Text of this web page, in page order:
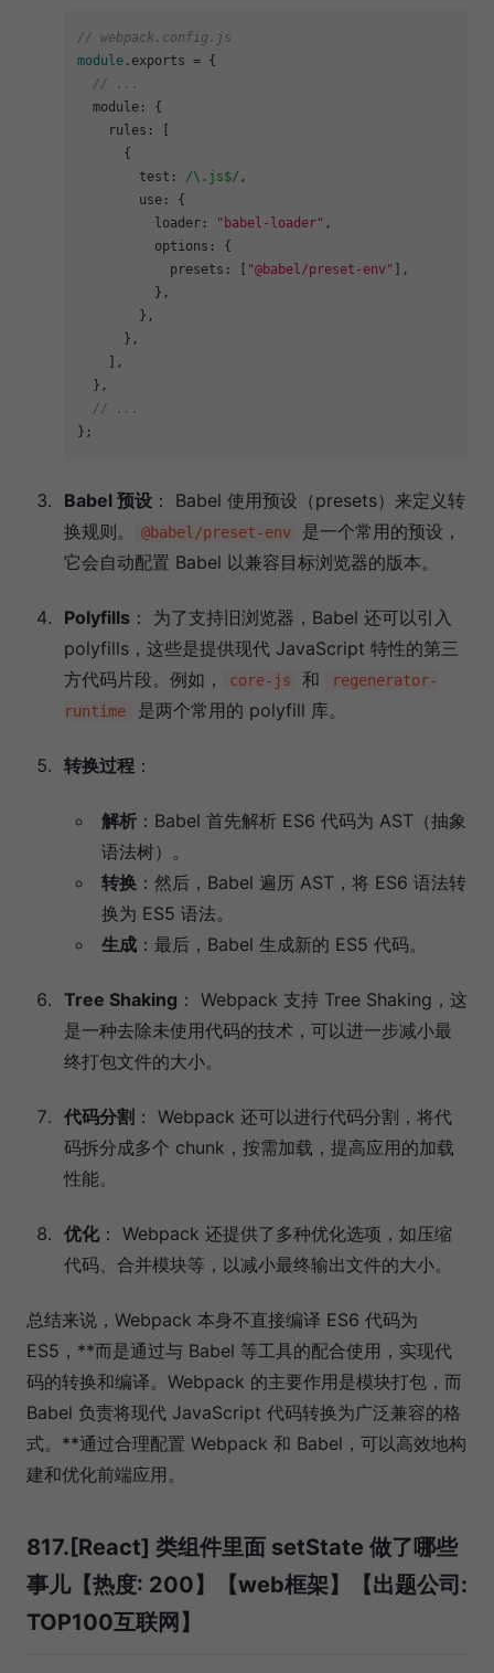
// webpack.config.js
module . exports = {
// ...
module : {
rules : [
      {
test : /\.js$/ ,
use : {
loader : "babel-loader" ,
options : {
presets : [ "@babel/preset-env" ],
          },
        },
      },
    ],
  },
// ...
Babel 预设 ： Babel 使用预设（presets）来定义转
换规则。
@babel/preset-env
是一个常用的预设，
它会自动配置 Babel 以兼容目标浏览器的版本。
Polyfills ： 为了支持旧浏览器，Babel 还可以引入
polyfills，这些是提供现代 JavaScript 特性的第三
方代码片段。例如，
core-js 和
regenerator-
runtime
是两个常用的 polyfill 库。
转换过程 ：
解析 ：Babel 首先解析 ES6 代码为 AST（抽象
语法树）。
转换 ：然后，Babel 遍历 AST，将 ES6 语法转
换为 ES5 语法。
生成 ：最后，Babel 生成新的 ES5 代码。
Tree Shaking ： Webpack 支持 Tree Shaking，这
是一种去除未使用代码的技术，可以进一步减小最
终打包文件的大小。
代码分割 ： Webpack 还可以进行代码分割，将代
码拆分成多个 chunk，按需加载，提高应用的加载
性能。
优化： Webpack 还提供了多种优化选项，如压缩
代码、合并模块等，以减小最终输出文件的大小。
总结来说，Webpack 本身不直接编译 ES6 代码为
ES5，**而是通过与 Babel 等工具的配合使用，实现代
码的转换和编译。Webpack 的主要作用是模块打包，而
Babel 负责将现代 JavaScript 代码转换为广泛兼容的格
式。**通过合理配置 Webpack 和 Babel，可以高效地构
建和优化前端应用。
817.[React] 类组件里面 setState 做了哪些
事儿【热度: 200】【web框架】【出题公司:
TOP100互联网】